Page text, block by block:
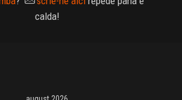
calda!